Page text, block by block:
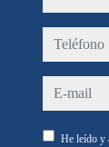
teléfono
e-mail
He leído y